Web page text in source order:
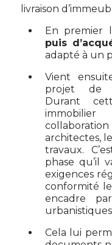
livraison
En premier
puis
adapté à un
Vient
projet de
Durant
architectes,
travaux.
phase qu’il
exigences
conformité
encadre
Cela lui